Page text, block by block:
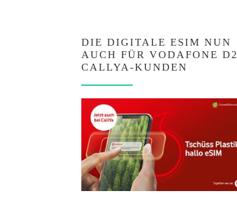
DIE DIGITALE ESIM NUN
AUCH FÜR VODAFONE D2
CALLYA-KUNDEN